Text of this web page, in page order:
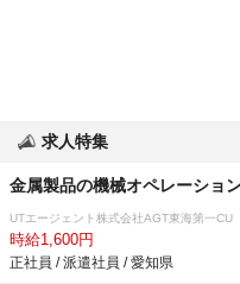
求人特集
金属製品の機械オペレーショ
UTエージェント株式会社AGT東海第一CU
時給1,600円
正社員 / 派遣社員 / 愛知県